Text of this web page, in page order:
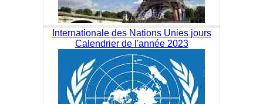
Internationale des Nations Unies jours
Calendrier de l'année 2023